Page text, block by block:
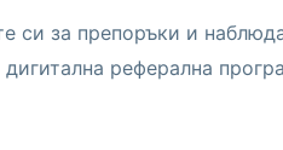
си за препоръки и
реферална